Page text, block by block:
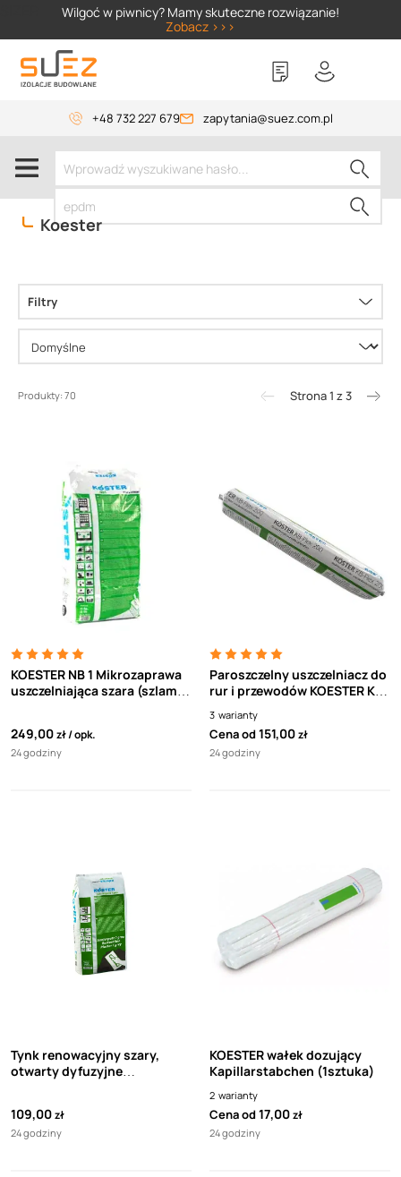
Wilgoć w piwnicy? Mamy skuteczne rozwiązanie!
Zobacz >>>
+48 732 227 679 zapytania@suez.com.pl
Koester
Filtry
Produkty: 70 Strona 1 z 3
KOESTER NB 1 Mikrozaprawa
uszczelniająca szara (szlam
249,00zł opk.
24 godziny
Paroszczelny uszczelniacz do
rur i przewodów KOESTER KB-
3 warianty
Cena od151,00zł
24 godziny
Tynk renowacyjny szary,
otwarty dyfuzyjne
109,00zł
24 godziny
KOESTER wałek dozujący
Kapillarstabchen (1sztuka)
2 warianty
Cena od17,00zł
24 godziny